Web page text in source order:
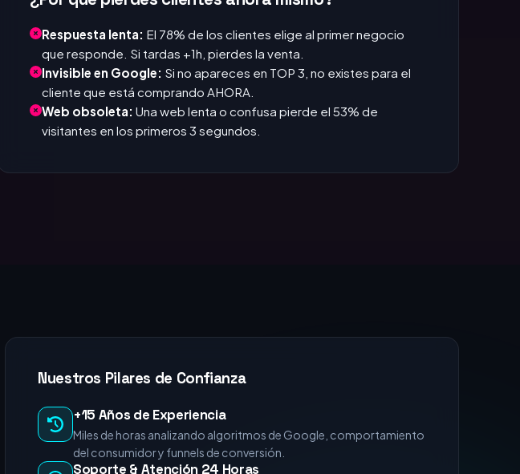
¿Por qué pierdes clientes ahora mismo?
Respuesta lenta:El 78% de los clientes elige al primer negocio
que responde. Si tardas +1h, pierdes la venta.
Invisible en Google:Si no apareces en TOP 3, no existes para el
cliente que está comprando AHORA.
Nuestros Pilares de Confianza
+15 Años de Experiencia